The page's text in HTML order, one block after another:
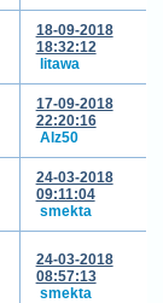
18-09-2018
18:32:12
litawa
17-09-2018
22:20:16
Alz50
24-03-2018
09:11:04
smekta
24-03-2018
08:57:13
smekta